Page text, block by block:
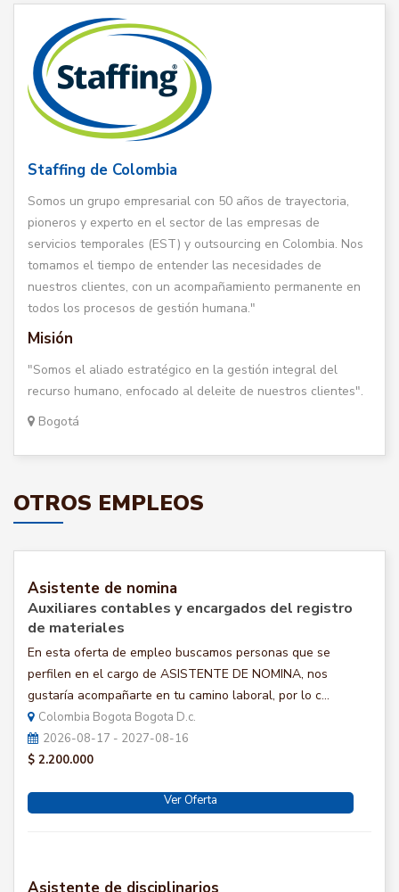
Staffing de Colombia
Somos un grupo empresarial con 50 años de trayectoria,
pioneros y experto en el sector de las empresas de
servicios temporales (EST) y outsourcing en Colombia. Nos
tomamos el tiempo de entender las necesidades de
nuestros clientes, con un acompañamiento permanente en
todos los procesos de gestión humana."
Misión
"Somos el aliado estratégico en la gestión integral del
recurso humano, enfocado al deleite de nuestros clientes".
Bogotá
OTROS EMPLEOS
Asistente de nomina
Auxiliares contables y encargados del registro
de materiales
En esta oferta de empleo buscamos personas que se
perfilen en el cargo de ASISTENTE DE NOMINA, nos
gustaría acompañarte en tu camino laboral, por lo c...
Colombia Bogota Bogota D.c.
2026-08-17 - 2027-08-16
$ 2.200.000
Ver Oferta